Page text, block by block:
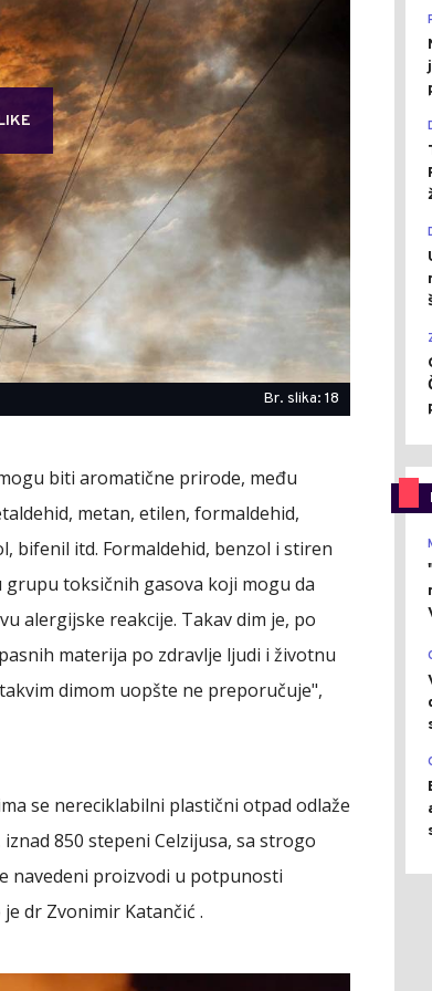
Br. slika: 18
biti aromatične prirode, među
metan, etilen, formaldehid,
bifenil itd. Formaldehid, benzol i stiren
toksičnih gasova koji mogu da
alergijske reakcije. Takav dim je, po
materija po zdravlje ljudi i životnu
dimom uopšte ne preporučuje",
se nereciklabilni plastični otpad odlaže
850 stepeni Celzijusa, sa strogo
navedeni proizvodi u potpunosti
dr Zvonimir Katančić .